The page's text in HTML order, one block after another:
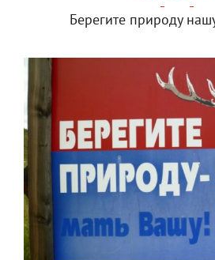
Берегите природу